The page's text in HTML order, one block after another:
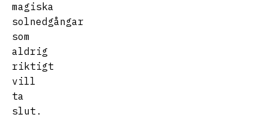
magiska
solnedgångar
som
aldrig
riktigt
vill
ta
slut.